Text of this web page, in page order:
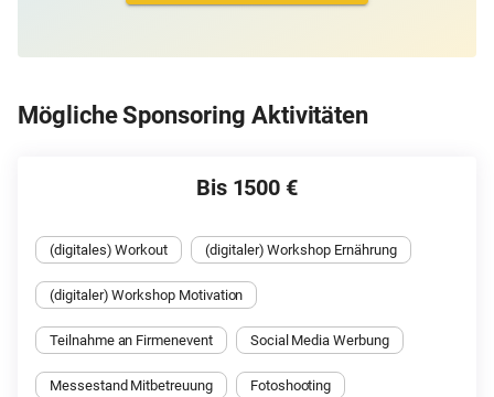
Mögliche Sponsoring Aktivitäten
Bis 1500 €
(digitales) Workout (digitaler) Workshop Ernährung
(digitaler) Workshop Motivation
Teilnahme an Firmenevent Social Media Werbung
Messestand Mitbetreuung Fotoshooting